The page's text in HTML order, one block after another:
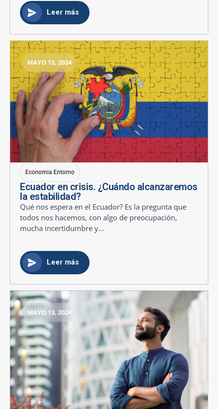
Leer más
MAYO 13, 2024
Economia Entorno
Ecuador en crisis. ¿Cuándo alcanzaremos
la estabilidad?
Qué nos espera en el Ecuador? Es la pregunta que
todos nos hacemos, con algo de preocupación,
mucha incertidumbre y...
Leer más
MAYO 13, 2024